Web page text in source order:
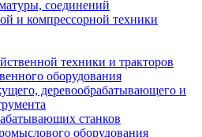
соединений
и компрессорной техники
техники и тракторов
оборудования
деревообрабатывающего и
станков
оборудования